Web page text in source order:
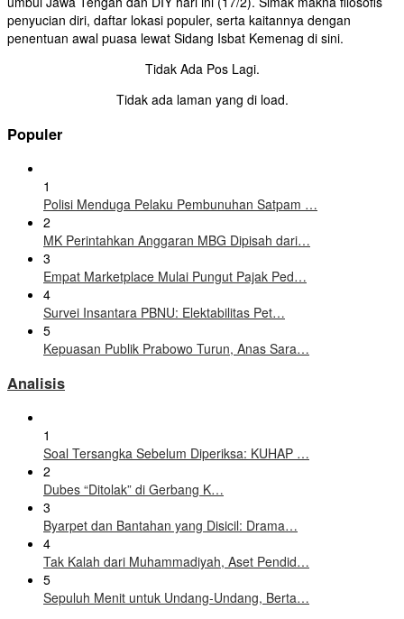
penyucian diri, daftar lokasi populer, serta kaitannya dengan
penentuan awal puasa lewat Sidang Isbat Kemenag di sini.
Tidak Ada Pos Lagi.
Tidak ada laman yang di load.
Populer
1
Polisi Menduga Pelaku Pembunuhan Satpam …
2
MK Perintahkan Anggaran MBG Dipisah dari…
3
Empat Marketplace Mulai Pungut Pajak Ped…
4
Survei Insantara PBNU: Elektabilitas Pet…
5
Kepuasan Publik Prabowo Turun, Anas Sara…
Analisis
1
Soal Tersangka Sebelum Diperiksa: KUHAP …
2
Dubes “Ditolak” di Gerbang K…
3
Byarpet dan Bantahan yang Disicil: Drama…
4
Tak Kalah dari Muhammadiyah, Aset Pendid…
5
Sepuluh Menit untuk Undang-Undang, Berta…